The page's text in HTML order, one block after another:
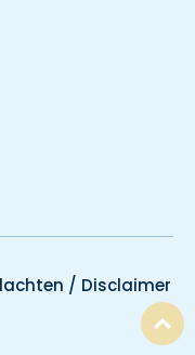
/ Disclaimer